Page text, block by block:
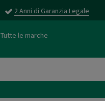
2 Anni di Garanzia Legale
Tutte le marche